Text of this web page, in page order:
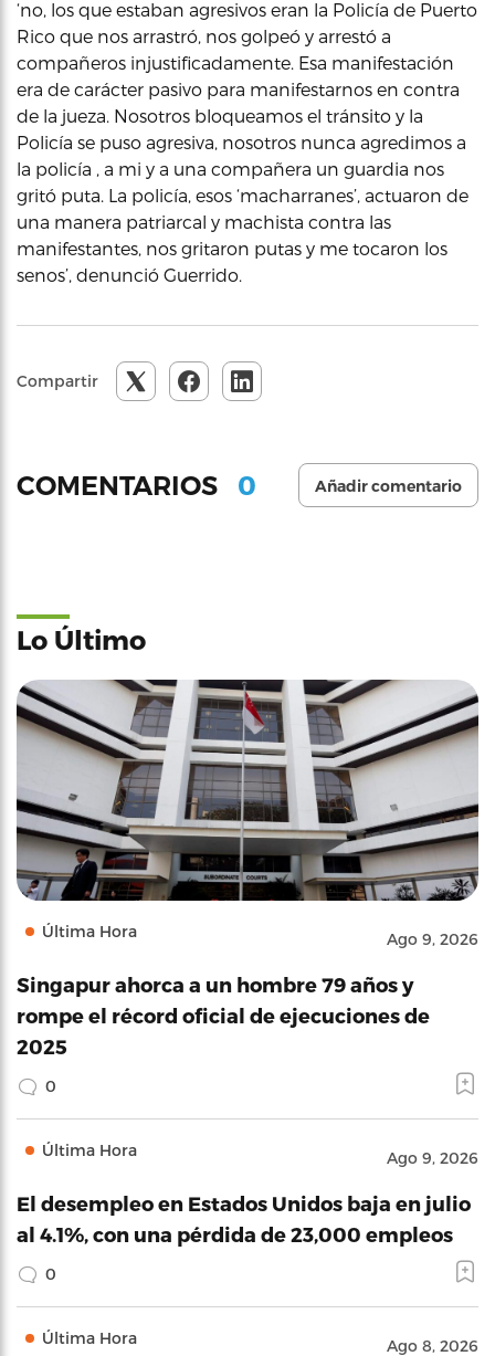
‘no, los que estaban agresivos eran la Policía de Puerto
Rico que nos arrastró, nos golpeó y arrestó a
compañeros injustificadamente. Esa manifestación
era de carácter pasivo para manifestarnos en contra
de la jueza. Nosotros bloqueamos el tránsito y la
Policía se puso agresiva, nosotros nunca agredimos a
la policía , a mi y a una compañera un guardia nos
gritó puta. La policía, esos ‘macharranes’, actuaron de
una manera patriarcal y machista contra las
manifestantes, nos gritaron putas y me tocaron los
senos’, denunció Guerrido.
Compartir
COMENTARIOS 0 Añadir comentario
Lo Último
Última Hora Ago 9, 2026
Singapur ahorca a un hombre 79 años y
rompe el récord oficial de ejecuciones de
2025
0
Última Hora Ago 9, 2026
El desempleo en Estados Unidos baja en julio
al 4.1%, con una pérdida de 23,000 empleos
0
Última Hora Ago 8, 2026